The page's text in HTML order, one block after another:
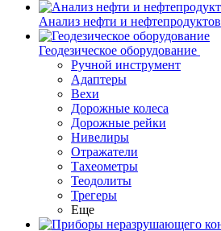
Анализ нефти и нефтепродуктов
Геодезическое оборудование
Ручной инструмент
Адаптеры
Вехи
Дорожные колеса
Дорожные рейки
Нивелиры
Отражатели
Тахеометры
Теодолиты
Трегеры
Еще